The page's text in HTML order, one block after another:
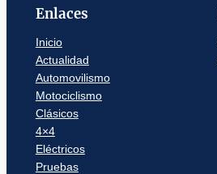
Enlaces
Inicio
Actualidad
Automovilismo
Motociclismo
Clásicos
4×4
Eléctricos
Pruebas